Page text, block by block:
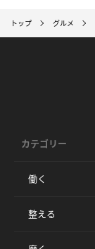
トップ グルメ
カテゴリー
働く
整える